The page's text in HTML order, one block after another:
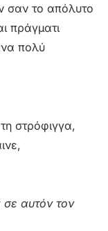
σαν το απόλυτο
πράγματι
πολύ
στρόφιγγα,
σε αυτόν τον